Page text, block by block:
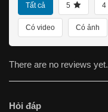
Tất cả 5 4
Có video Có ảnh
There are no reviews yet.
Hỏi đáp